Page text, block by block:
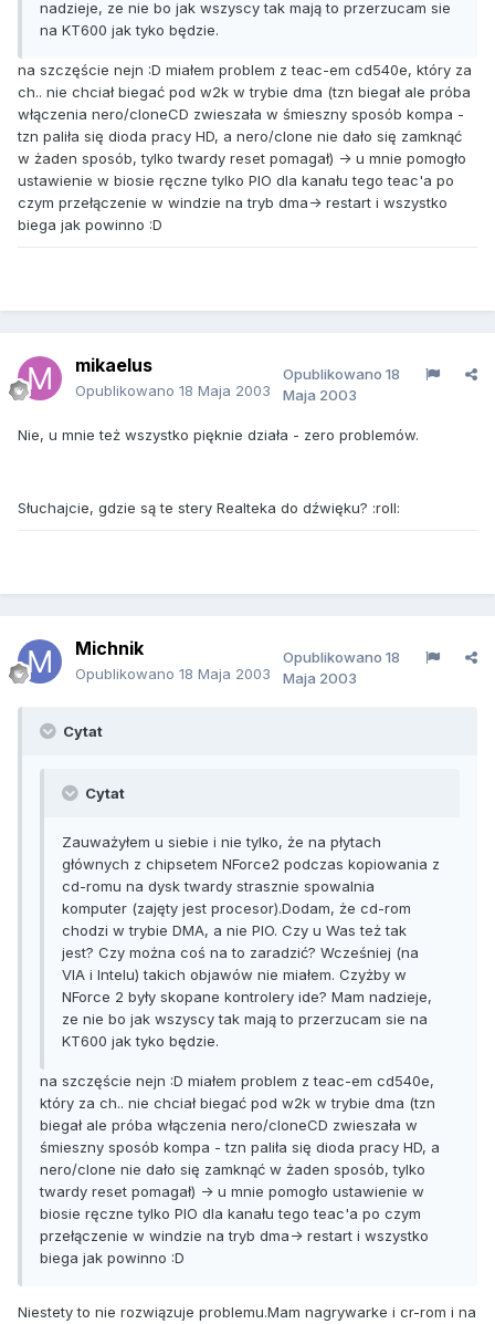
nadzieje, ze nie bo jak wszyscy tak mają to przerzucam sie
na KT600 jak tyko będzie.
na szczęście nejn :D miałem problem z teac-em cd540e, który za
ch.. nie chciał biegać pod w2k w trybie dma (tzn biegał ale próba
włączenia nero/cloneCD zwieszała w śmieszny sposób kompa -
tzn paliła się dioda pracy HD, a nero/clone nie dało się zamknąć
w żaden sposób, tylko twardy reset pomagał) -> u mnie pomogło
ustawienie w biosie ręczne tylko PIO dla kanału tego teac'a po
czym przełączenie w windzie na tryb dma-> restart i wszystko
biega jak powinno :D
mikaelus
Opublikowano 18 Maja 2003
Opublikowano 18
Maja 2003
Nie, u mnie też wszystko pięknie działa - zero problemów.
Słuchajcie, gdzie są te stery Realteka do dźwięku? :roll:
Michnik
Opublikowano 18 Maja 2003
Opublikowano 18
Maja 2003
Cytat
Cytat
Zauważyłem u siebie i nie tylko, że na płytach
głównych z chipsetem NForce2 podczas kopiowania z
cd-romu na dysk twardy strasznie spowalnia
komputer (zajęty jest procesor).Dodam, że cd-rom
chodzi w trybie DMA, a nie PIO. Czy u Was też tak
jest? Czy można coś na to zaradzić? Wcześniej (na
VIA i Intelu) takich objawów nie miałem. Czyżby w
NForce 2 były skopane kontrolery ide? Mam nadzieje,
ze nie bo jak wszyscy tak mają to przerzucam sie na
KT600 jak tyko będzie.
na szczęście nejn :D miałem problem z teac-em cd540e,
który za ch.. nie chciał biegać pod w2k w trybie dma (tzn
biegał ale próba włączenia nero/cloneCD zwieszała w
śmieszny sposób kompa - tzn paliła się dioda pracy HD, a
nero/clone nie dało się zamknąć w żaden sposób, tylko
twardy reset pomagał) -> u mnie pomogło ustawienie w
biosie ręczne tylko PIO dla kanału tego teac'a po czym
przełączenie w windzie na tryb dma-> restart i wszystko
biega jak powinno :D
Niestety to nie rozwiązuje problemu.Mam nagrywarke i cr-rom i na